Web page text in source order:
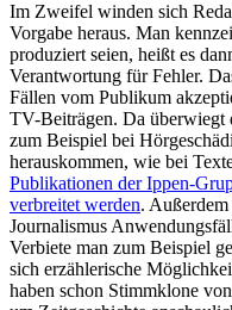
Im Zweifel winden sich
Vorgabe heraus. Man
produziert seien, heißt es
Verantwortung für Fehler.
Fällen vom Publikum
TV-Beiträgen. Da überwiegt
zum Beispiel bei
herauskommen, wie bei
Publikationen der Ippen-
verbreitet werden.
Journalismus
Verbiete man zum Beispiel
sich erzählerische
haben schon Stimmklone